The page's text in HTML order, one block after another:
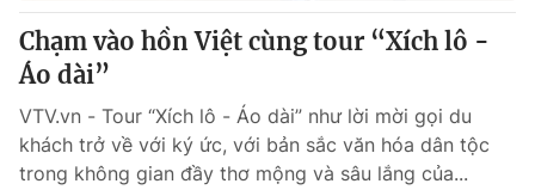
Chạm vào hồn Việt cùng tour “Xích lô -
Áo dài”
VTV.vn - Tour “Xích lô - Áo dài” như lời mời gọi du
khách trở về với ký ức, với bản sắc văn hóa dân tộc
trong không gian đầy thơ mộng và sâu lắng của...